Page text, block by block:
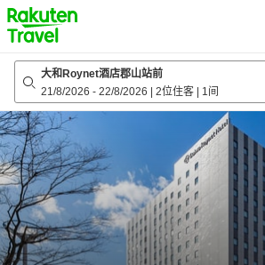
to
top
page
大和Roynet酒店郡山站前
21/8/2026 - 22/8/2026 2位住客 1间